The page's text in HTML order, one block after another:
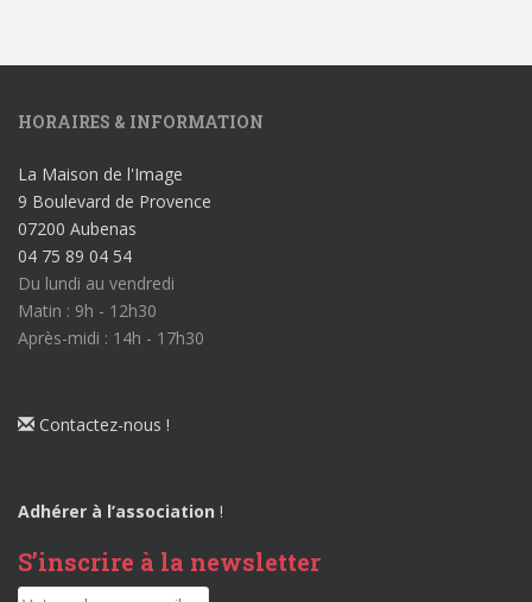
HORAIRES & INFORMATION
La Maison de l'Image
9 Boulevard de Provence
07200 Aubenas
04 75 89 04 54
Du lundi au vendredi
Matin : 9h - 12h30
Après-midi : 14h - 17h30
Contactez-nous !
Adhérer à l’association !
S’inscrire à la newsletter